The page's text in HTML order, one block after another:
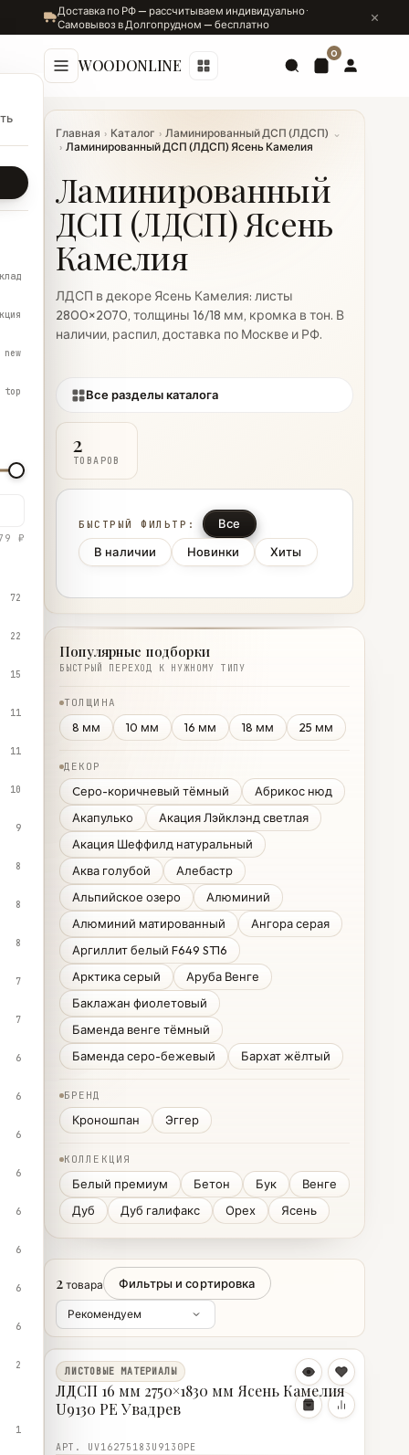
Доставка по РФ — рассчитываем индивидуально ·
Самовывоз в Долгопрудном — бесплатно
WOODONLINE
0
Главная › Каталог › Ламинированный ДСП (ЛДСП) ⌄
› Ламинированный ДСП (ЛДСП) Ясень Камелия
Ламинированный
ДСП (ЛДСП) Ясень
Камелия
ЛДСП в декоре Ясень Камелия: листы
2800×2070, толщины 16/18 мм, кромка в тон. В
наличии, распил, доставка по Москве и РФ.
Все разделы каталога
2
ТОВАРОВ
БЫСТРЫЙ ФИЛЬТР:
Все
В наличии
Новинки Хиты
new
top
₽
72
22
15
11
11
10
9
8
8
8
7
7
6
6
6
6
6
6
6
6
2
1
Популярные подборки
БЫСТРЫЙ ПЕРЕХОД К НУЖНОМУ ТИПУ
ТОЛЩИНА
8 мм 10 мм 16 мм 18 мм 25 мм
ДЕКОР
Cеро-коричневый тёмный
Абрикос нюд
Акапулько
Акация Лэйклэнд светлая
Акация Шеффилд натуральный
Аква голубой
Алебастр
Альпийское озеро
Алюминий
Алюминий матированный
Ангора серая
Аргиллит белый F649 ST16
Арктика серый
Аруба Венге
Баклажан фиолетовый
Баменда венге тёмный
Баменда серо-бежевый
Бархат жёлтый
БРЕНД
Кроношпан Эггер
КОЛЛЕКЦИЯ
Белый премиум Бетон Бук
Венге
Дуб
Дуб галифакс Орех Ясень
2 товара Фильтры и сортировка
ЛИСТОВЫЕ МАТЕРИАЛЫ
ЛДСП 16 мм 2750×1830 мм Ясень Камелия
U9130 PE Увадрев
АРТ. UV16275183U9130PE